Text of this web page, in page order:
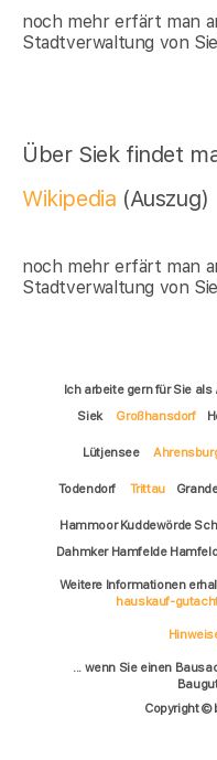
noch mehr erfärt man
Stadtverwaltung von
Über Siek findet
Wikipedia (Auszug)
noch mehr erfärt man
Stadtverwaltung von
Ich arbeite gern für Sie als
Siek
Großhansdorf
Lütjensee
Todendorf Trittau
Hammoor Kuddewörde
Dahmker Hamfelde
Weitere Informationen
hauskauf-
... wenn Sie einen
Copyright ©